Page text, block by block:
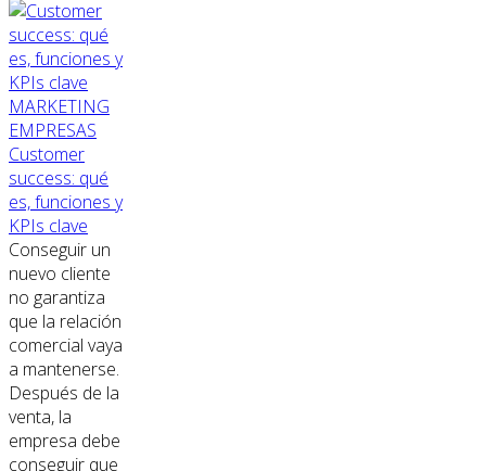
MARKETING
EMPRESAS
Customer
success: qué
es, funciones y
KPIs clave
Conseguir un
nuevo cliente
no garantiza
que la relación
comercial vaya
a mantenerse.
Después de la
venta, la
empresa debe
conseguir que